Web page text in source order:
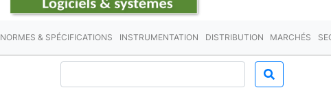
NORMES & SPÉCIFICATIONS INSTRUMENTATION DISTRIBUTION MARCHÉS